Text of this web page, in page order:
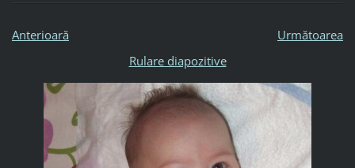
Anterioară
Următoarea
Rulare diapozitive